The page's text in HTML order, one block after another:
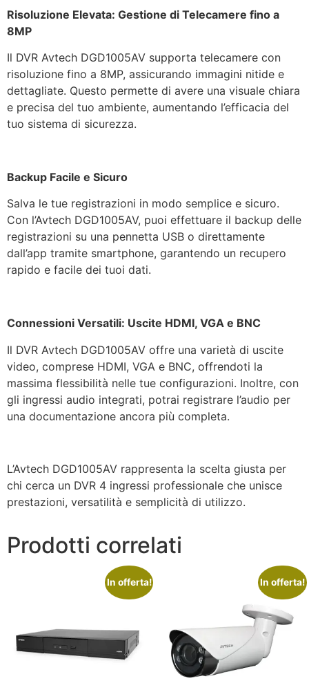
Risoluzione Elevata: Gestione di Telecamere fino a
8MP
Il DVR Avtech DGD1005AV supporta telecamere con
risoluzione fino a 8MP, assicurando immagini nitide e
dettagliate. Questo permette di avere una visuale chiara
e precisa del tuo ambiente, aumentando l’efficacia del
tuo sistema di sicurezza.
Backup Facile e Sicuro
Salva le tue registrazioni in modo semplice e sicuro.
Con l’Avtech DGD1005AV, puoi effettuare il backup delle
registrazioni su una pennetta USB o direttamente
dall’app tramite smartphone, garantendo un recupero
rapido e facile dei tuoi dati.
Connessioni Versatili: Uscite HDMI, VGA e BNC
Il DVR Avtech DGD1005AV offre una varietà di uscite
video, comprese HDMI, VGA e BNC, offrendoti la
massima flessibilità nelle tue configurazioni. Inoltre, con
gli ingressi audio integrati, potrai registrare l’audio per
una documentazione ancora più completa.
L’Avtech DGD1005AV rappresenta la scelta giusta per
chi cerca un DVR 4 ingressi professionale che unisce
prestazioni, versatilità e semplicità di utilizzo.
Prodotti correlati
In offerta! In offerta!